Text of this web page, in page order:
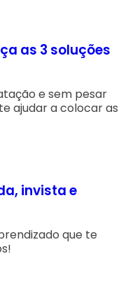
as 3 soluções
e sem pesar
ajudar a colocar as
invista e
que te